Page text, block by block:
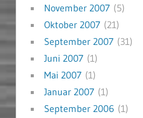
November 2007(5)
Oktober 2007(21)
September 2007(31)
Juni 2007(1)
Mai 2007(1)
Januar 2007(1)
September 2006(1)